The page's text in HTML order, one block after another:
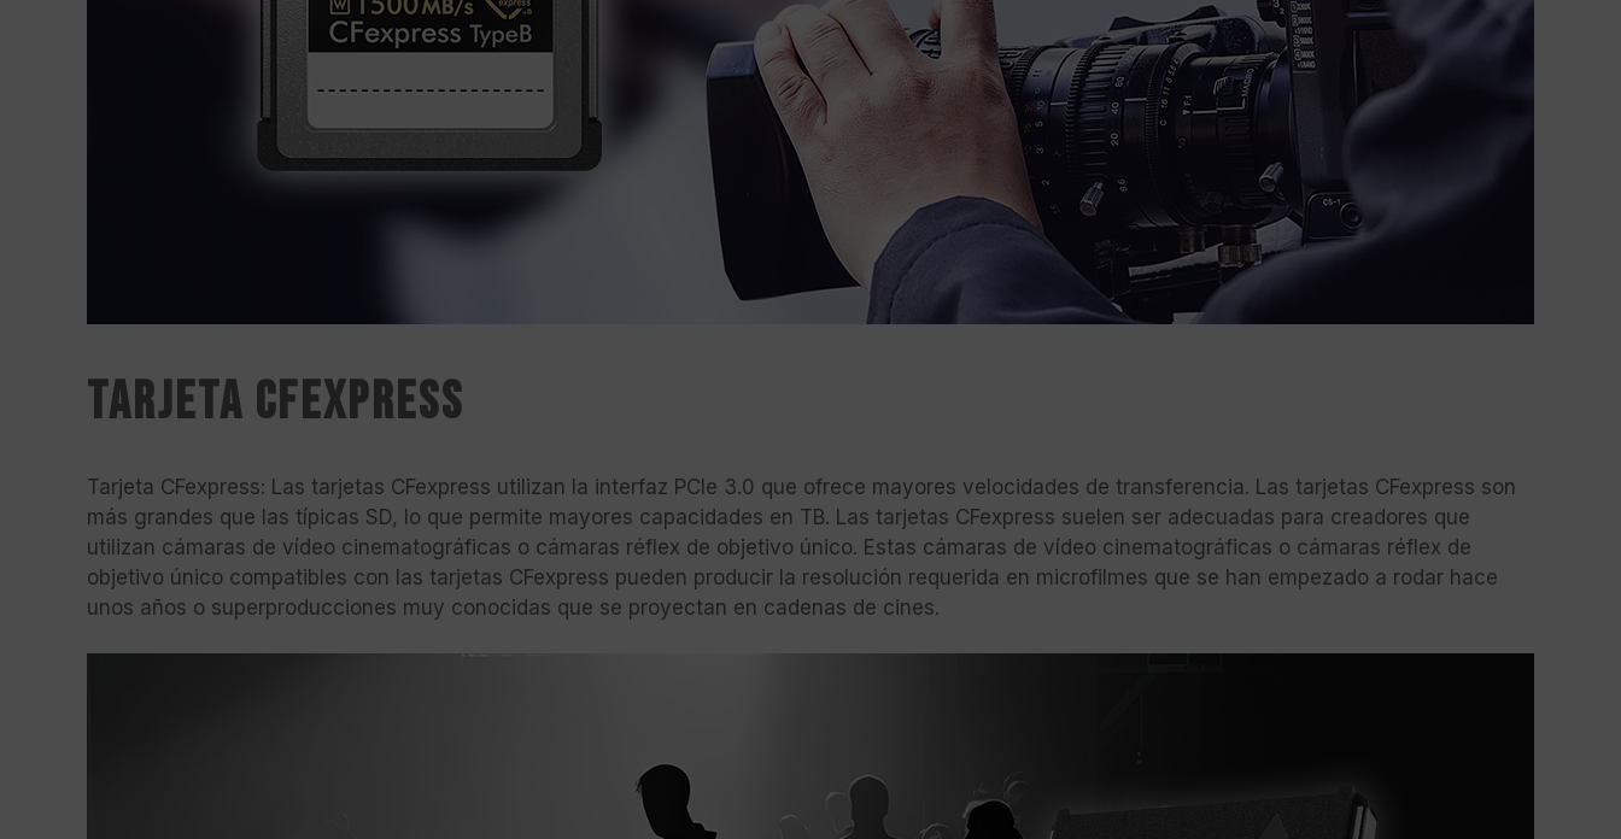
Tarjeta CFexpress
Tarjeta CFexpress: Las tarjetas CFexpress utilizan la interfaz PCIe 3.0 que ofrece mayores velocidades de transferencia. Las tarjetas CFexpress son
más grandes que las típicas SD, lo que permite mayores capacidades en TB. Las tarjetas CFexpress suelen ser adecuadas para creadores que
utilizan cámaras de vídeo cinematográficas o cámaras réflex de objetivo único. Estas cámaras de vídeo cinematográficas o cámaras réflex de
objetivo único compatibles con las tarjetas CFexpress pueden producir la resolución requerida en microfilmes que se han empezado a rodar hace
unos años o superproducciones muy conocidas que se proyectan en cadenas de cines.